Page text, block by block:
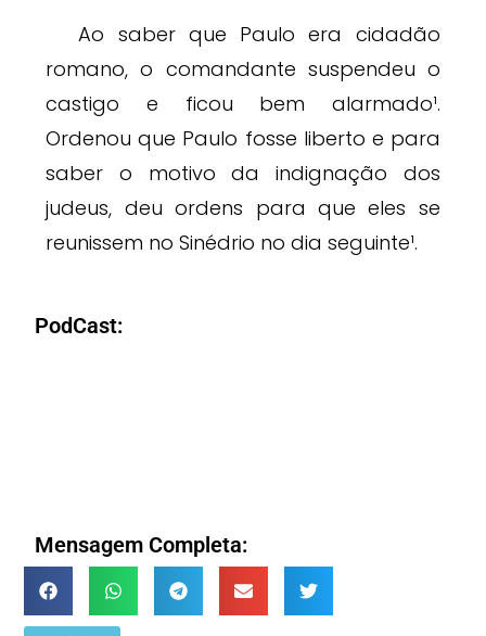
Ao saber que Paulo era cidadão
romano, o comandante suspendeu o
castigo e ficou bem alarmado¹.
Ordenou que Paulo fosse liberto e para
saber o motivo da indignação dos
judeus, deu ordens para que eles se
reunissem no Sinédrio no dia seguinte¹.
PodCast:
Mensagem Completa: